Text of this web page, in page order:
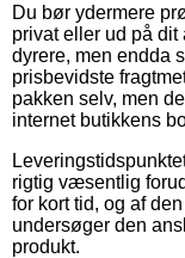
Du bør ydermere
privat eller ud på dit
dyrere, men endda
prisbevidste
pakken selv, men
internet butikkens
rigtig væsentlig
for kort tid, og af
undersøger den
produkt.